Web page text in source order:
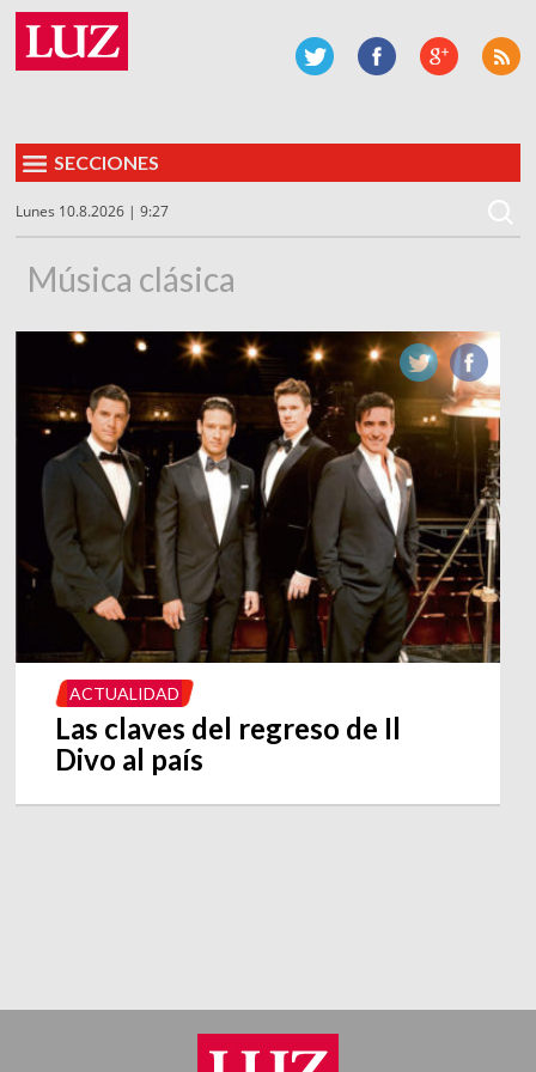
SECCIONES
Lunes 10.8.2026 | 9:27
Música clásica
ACTUALIDAD
Las claves del regreso de Il
Divo al país